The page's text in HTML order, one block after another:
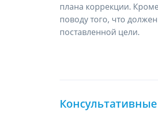
плана коррекции.
поводу того, что
поставленной цели.